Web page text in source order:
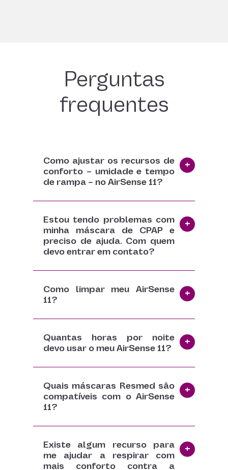
Perguntas
frequentes
Como ajustar os recursos de
conforto – umidade e tempo
de rampa – no AirSense 11?
Estou tendo problemas com
minha máscara de CPAP e
preciso de ajuda. Com quem
devo entrar em contato?
Como limpar meu AirSense
11?
Quantas horas por noite
devo usar o meu AirSense 11?
Quais máscaras Resmed são
compatíveis com o AirSense
11?
Existe algum recurso para
me ajudar a respirar com
mais conforto contra a